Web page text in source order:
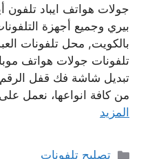
جولات هواتف ايباد
بيري وجميع أجهزة
بالكويت, محل تلفونات
تلفونات جولات هواتف
تبديل شاشة فك قفل
من كافة انواعها، نعمل
المزيد
التصنيفات
تصليح تلفونات